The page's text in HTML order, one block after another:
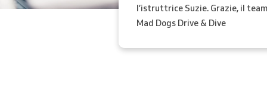
l’istruttrice Suzie. Grazie, il
Mad Dogs Drive & Dive